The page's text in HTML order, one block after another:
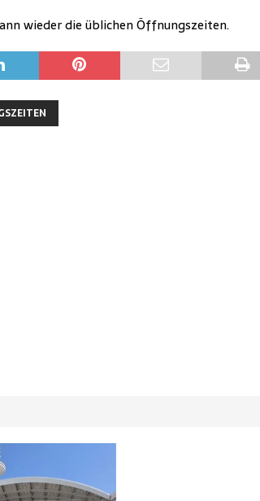
wieder die üblichen Öffnungszeiten.